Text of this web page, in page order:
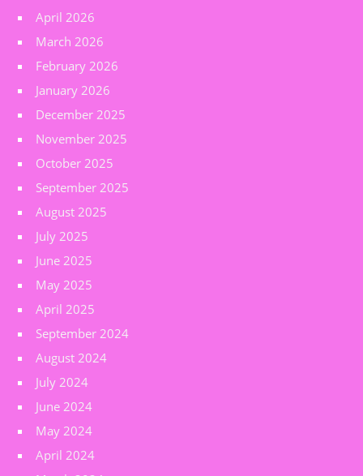
April 2026
March 2026
February 2026
January 2026
December 2025
November 2025
October 2025
September 2025
August 2025
July 2025
June 2025
May 2025
April 2025
September 2024
August 2024
July 2024
June 2024
May 2024
April 2024